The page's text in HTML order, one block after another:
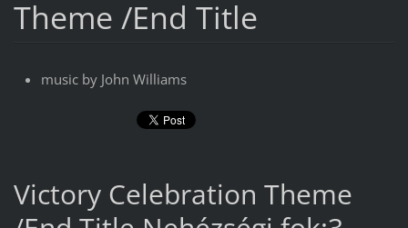
Theme /End Title
music by John Williams
Victory Celebration Theme